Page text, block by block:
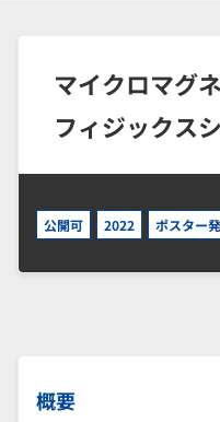
マイクロマグ
フィジックス
公開可 2022 ポスター
概要